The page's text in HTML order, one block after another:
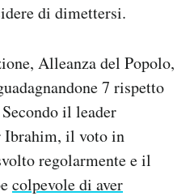
di dimettersi.
Alleanza del Popolo,
7 rispetto
il leader
Ibrahim, il voto in
regolarmente e il
colpevole di aver